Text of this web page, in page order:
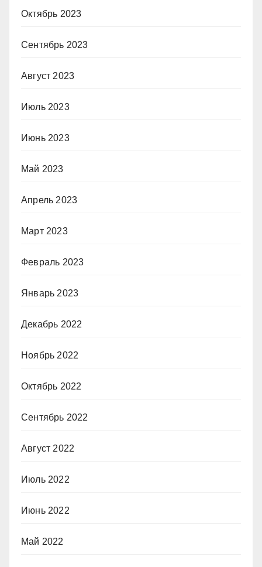
Октябрь 2023
Сентябрь 2023
Август 2023
Июль 2023
Июнь 2023
Май 2023
Апрель 2023
Март 2023
Февраль 2023
Январь 2023
Декабрь 2022
Ноябрь 2022
Октябрь 2022
Сентябрь 2022
Август 2022
Июль 2022
Июнь 2022
Май 2022